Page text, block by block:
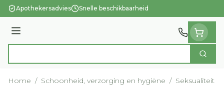
Ga naar de inhoud
Apothekersadvies Snelle beschikbaarheid
Menu
Zoek
Home / Schoonheid, verzorging en hygiëne / Seksualiteit